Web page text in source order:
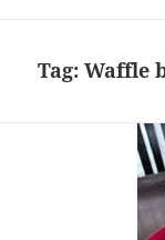
Tag:Waffle